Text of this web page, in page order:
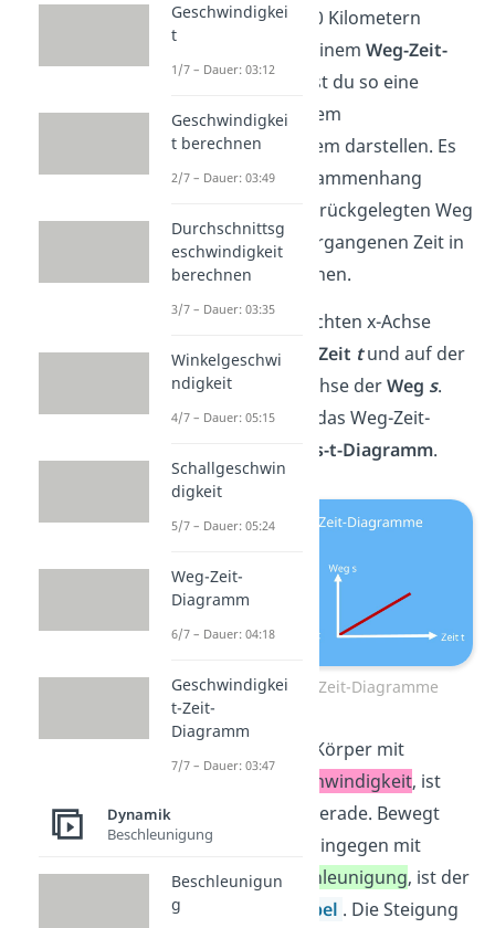
einen Weg von 50 Kilometern
zurücklegen. In einem Weg-Zeit-
Diagrammkannst du so eine
Bewegung in einem
Koordinatensystem darstellen. Es
zeigt dir den Zusammenhang
zwischen dem zurückgelegten Weg
und der dabei vergangenen Zeit in
Form eines Graphen.
Auf der waagerechten x-Achse
befindet sich die Zeit tund auf der
senkrechten y-Achse derWeg s.
Deswegen heißt das Weg-Zeit-
s-t-Diagramm.
Typische Weg-Zeit-Diagramme
Bewegt sich der Körper mit
konstanter Geschwindigkeit, ist
der Graph eine Gerade. Bewegt
sich der Körper hingegen mit
konstanter Beschleunigung, ist der
Graph eine
Parabel . Die Steigung
Geschwindigkei
t
1/7 – Dauer: 03:12
Geschwindigkei
t berechnen
2/7 – Dauer: 03:49
Durchschnittsg
eschwindigkeit
berechnen
3/7 – Dauer: 03:35
Winkelgeschwi
ndigkeit
4/7 – Dauer: 05:15
Schallgeschwin
digkeit
5/7 – Dauer: 05:24
Weg-Zeit-
Diagramm
6/7 – Dauer: 04:18
Geschwindigkei
t-Zeit-
Diagramm
7/7 – Dauer: 03:47
Dynamik
Beschleunigung
Beschleunigun
g